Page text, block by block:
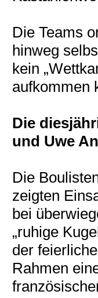
Die Teams
hinweg
kein
aufkommen
Die
und Uwe
Die
zeigten
bei
„ruhige
der
Rahmen